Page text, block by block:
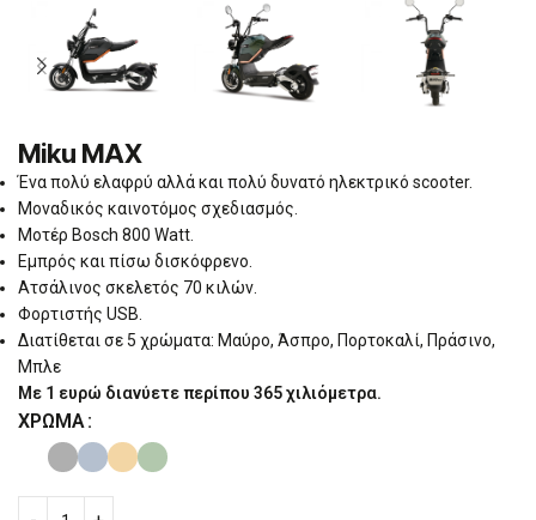
Miku MAX
Ένα πολύ ελαφρύ αλλά και πολύ δυνατό ηλεκτρικό scooter.
Μοναδικός καινοτόμος σχεδιασμός.
Μοτέρ Bosch 800 Watt.
Εμπρός και πίσω δισκόφρενο.
Ατσάλινος σκελετός 70 κιλών.
Φορτιστής USB.
Διατίθεται σε 5 χρώματα: Μαύρο, Άσπρο, Πορτοκαλί, Πράσινο,
Μπλε
Με 1 ευρώ διανύετε περίπου 365 χιλιόμετρα.
ΧΡΏΜΑ